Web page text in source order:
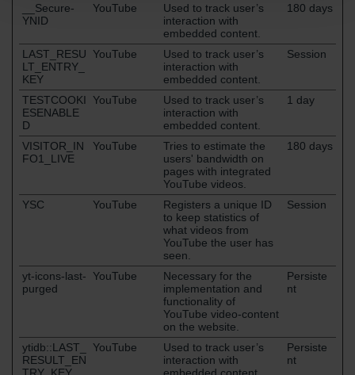
__Secure-
YNID
YouTube
Used to track user’s
interaction with
embedded content.
180 days
LAST_RESU
LT_ENTRY_
KEY
YouTube
Used to track user’s
interaction with
embedded content.
Session
TESTCOOKI
ESENABLE
D
YouTube
Used to track user’s
interaction with
embedded content.
1 day
VISITOR_IN
FO1_LIVE
YouTube
Tries to estimate the
users' bandwidth on
pages with integrated
YouTube videos.
180 days
YSC YouTube
Registers a unique ID
to keep statistics of
what videos from
YouTube the user has
seen.
Session
yt-icons-last-
purged
YouTube
Necessary for the
implementation and
functionality of
YouTube video-content
on the website.
Persiste
nt
ytidb::LAST_
RESULT_EN
YouTube
Used to track user’s
interaction with
Persiste
nt